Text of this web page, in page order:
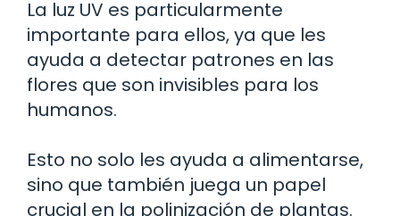
La luz UV es particularmente
importante para ellos, ya que les
ayuda a detectar patrones en las
flores que son invisibles para los
humanos.
Esto no solo les ayuda a alimentarse,
sino que también juega un papel
crucial en la polinización de plantas.